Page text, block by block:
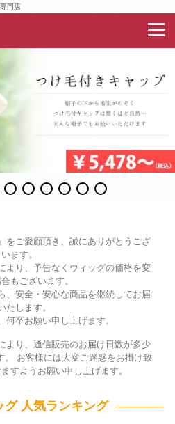
門店
をご愛顧頂き、誠にありがとうござ
います。
より、予告なくウィッグの価格を変
もございます。
、安全・安心な商品を継続してお届
たします。
何卒お願い申し上げます。
より、通信販売のお届け日数が多少
。 お客様には大変ご迷惑をお掛け致
すようお願い申し上げます。
グ 人気ランキング